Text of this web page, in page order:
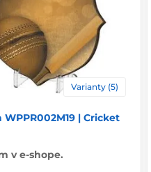
Varianty (5)
WPPR002M19 | Cricket
v e-shope.